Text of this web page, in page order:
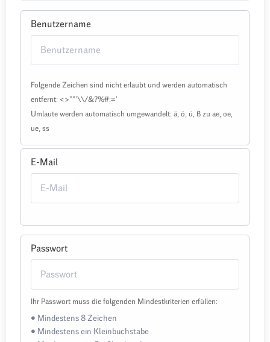
Benutzername
Folgende Zeichen sind nicht erlaubt und werden automatisch
entfernt: <>""'\\/&?%#:='
Umlaute werden automatisch umgewandelt: ä, ö, ü, ß zu ae, oe,
ue, ss
E-Mail
Passwort
Ihr Passwort muss die folgenden Mindestkriterien erfüllen:
• Mindestens 8 Zeichen
• Mindestens ein Kleinbuchstabe